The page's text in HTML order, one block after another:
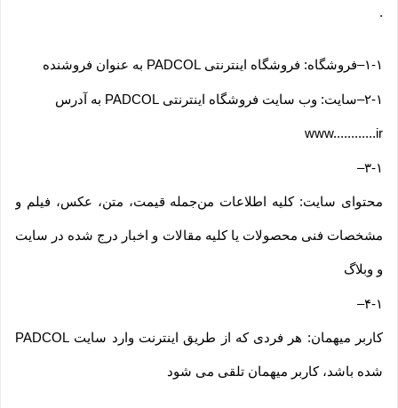
.
۱-۱–فروشگاه: فروشگاه اینترنتی PADCOL به عنوان فروشنده
۲-۱–سایت: وب سایت فروشگاه اینترنتی PADCOL به آدرس
www............ir
۳-۱–
محتوای سایت: کلیه اطلاعات من‌جمله قیمت، متن، عکس، فیلم و
مشخصات فنی محصولات یا کلیه مقالات و اخبار درج شده در سایت
و وبلاگ
۴-۱–
کاربر میهمان: هر فردی که از طریق اینترنت وارد سایت PADCOL
شده باشد، کاربر میهمان تلقی می شود
.